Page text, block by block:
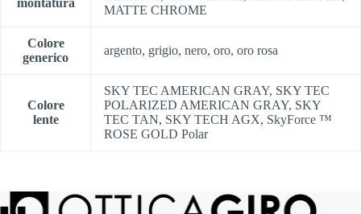
MATTE CHROME
Colore
generico
argento, grigio, nero, oro, oro rosa
Colore
lente
SKY TEC AMERICAN GRAY, SKY TEC
POLARIZED AMERICAN GRAY, SKY
TEC TAN, SKY TECH AGX, SkyForce ™
ROSE GOLD Polar